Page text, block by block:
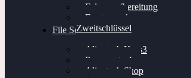
Felgenaufbereitung
Ersatz- und
Zweitschlüssel
File Service
Alientech Kess3
Powergate 4
Alientech Shop